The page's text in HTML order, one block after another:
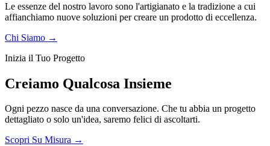
Le essenze del nostro lavoro sono l'artigianato e la tradizione a cui
affianchiamo nuove soluzioni per creare un prodotto di eccellenza.
Chi Siamo →
Inizia il Tuo Progetto
Creiamo Qualcosa Insieme
Ogni pezzo nasce da una conversazione. Che tu abbia un progetto
dettagliato o solo un'idea, saremo felici di ascoltarti.
Scopri Su Misura →